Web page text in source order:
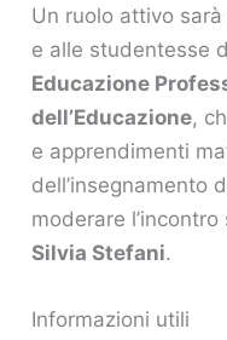
Un ruolo attivo
e alle studentesse
Educazione
dell’Educazione,
e apprendimenti
dell’insegnamento
moderare l’incontro
Silvia Stefani.
Informazioni utili